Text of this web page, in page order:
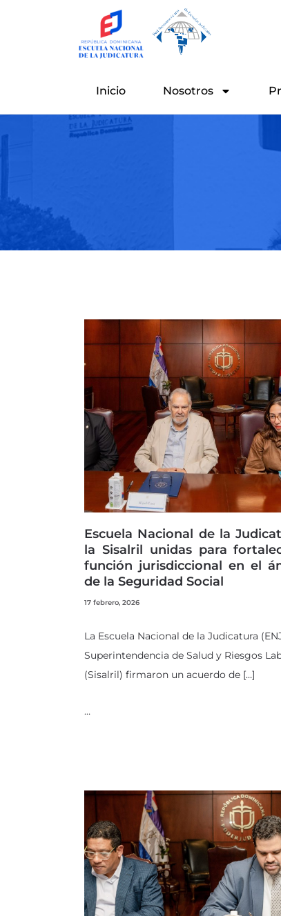
Inicio Nosotros
Escuela Nacional de la
la Sisalril unidas para
función jurisdiccional en el
de la Seguridad Social
17 febrero, 2026
La Escuela Nacional de la Judicatura
Superintendencia de Salud y Riesgos
(Sisalril) firmaron un acuerdo de […]
…